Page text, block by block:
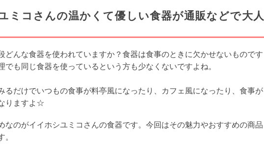
ミコさんの温かくて優しい食器が通販などで大人
どんな食器を使われていますか？食器は食事のときに欠かせないものです
でも同じ食器を使っているという方も少なくないですよね。
るだけでいつもの食事が料亭風になったり、カフェ風になったり、食事が
りますよ☆
なのがイイホシユミコさんの食器です。今回はその魅力やおすすめの商品